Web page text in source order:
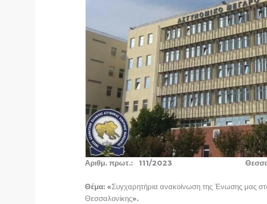
Αριθμ. πρωτ.: 111/2023 Θεσσαλονίκη
Θέμα: «Συγχαρητήρια ανακοίνωση της Ένωσης μας
Θεσσαλονίκης».